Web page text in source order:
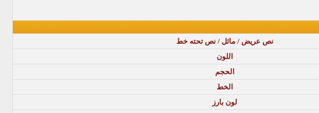
نص عريض / مائل / نص تحته خط
اللون
الحجم
الخط
لون بارز